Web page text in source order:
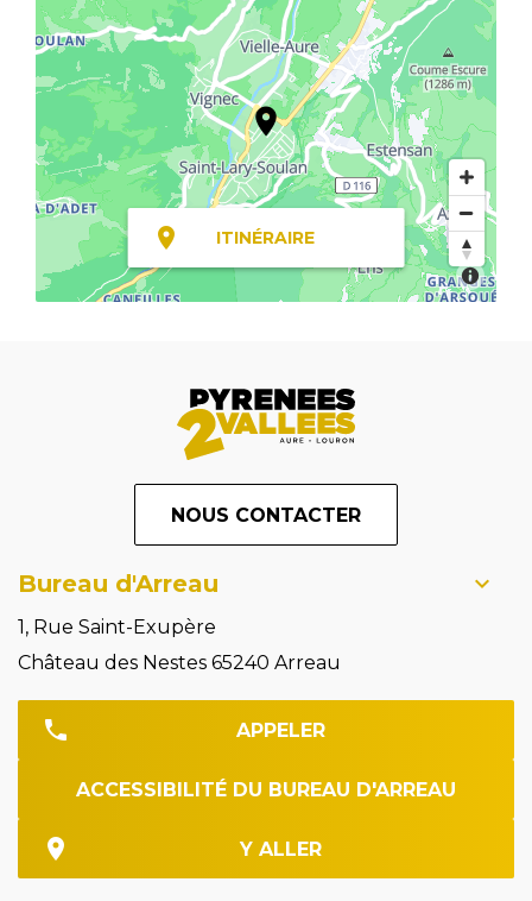
ITINÉRAIRE
NOUS CONTACTER
Bureau d'Arreau
1, Rue Saint-Exupère
Château des Nestes 65240 Arreau
APPELER
ACCESSIBILITÉ DU BUREAU D'ARREAU
Y ALLER